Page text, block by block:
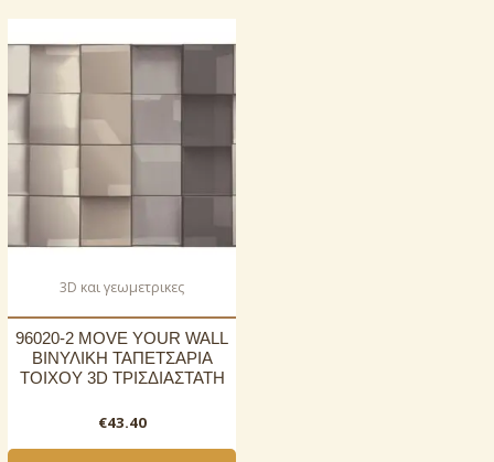
3D και γεωμετρικες
96020-2 MOVE YOUR WALL
ΒΙΝΥΛΙΚΗ ΤΑΠΕΤΣΑΡΙΑ
ΤΟΙΧΟΥ 3D ΤΡΙΣΔΙΑΣΤΑΤΗ
€43.40